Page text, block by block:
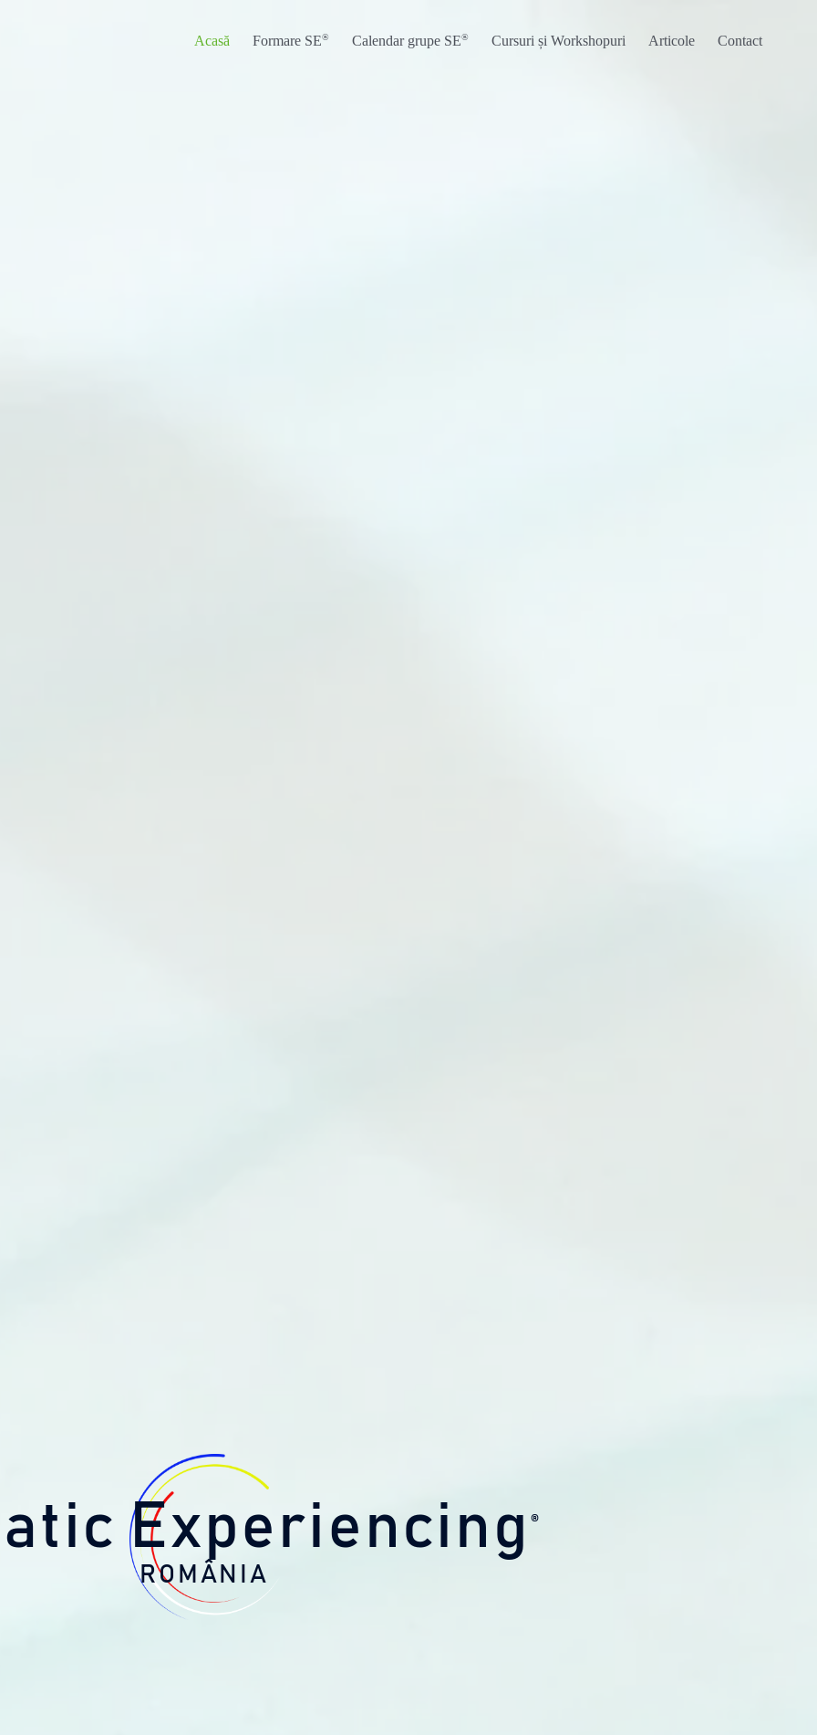
Acasă Formare SE® Calendar grupe SE® Cursuri și Workshopuri Articole Contact
Experiencing ®
ROMÂNIA